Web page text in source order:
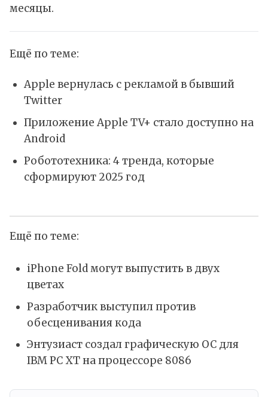
месяцы.
Ещё по теме:
Apple вернулась с рекламой в бывший
Twitter
Приложение Apple TV+ стало доступно на
Android
Робототехника: 4 тренда, которые
сформируют 2025 год
Ещё по теме:
iPhone Fold могут выпустить в двух
цветах
Разработчик выступил против
обесценивания кода
Энтузиаст создал графическую ОС для
IBM PC XT на процессоре 8086